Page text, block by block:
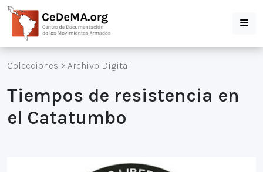
Colecciones > Archivo Digital
Tiempos de resistencia en
el Catatumbo